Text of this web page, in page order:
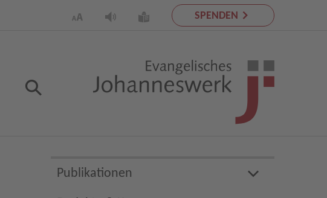
SPENDEN
Publikationen